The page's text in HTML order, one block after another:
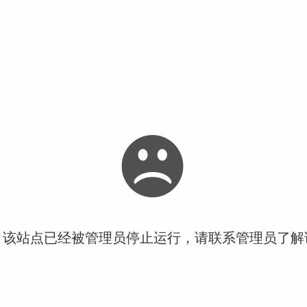
站点已经被管理员停止运行，请联系管理员了